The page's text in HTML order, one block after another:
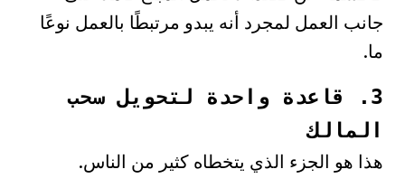
جانب العمل لمجرد أنه يبدو مرتبطًا بالعمل نوعًا
ما.
3. قاعدة واحدة لتحويل سحب
المالك
هذا هو الجزء الذي يتخطاه كثير من الناس.